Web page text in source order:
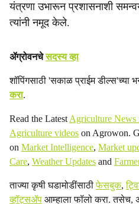
यंत्रणा उभारून प्रशासनाशी
त्यांनी नमूद केले.
ॲग्रोवनचेसदस्य व्हा
शॉपिंगसाठी 'सकाळ प्राईम डील्स'च्या
करा.
Read the Latest Agriculture News
Agriculture videos on Agrowon.
on Market Intelligence, Market
Care, Weather Updates and
ताज्या कृषी घडामोडींसाठीफेसबुक,
व्हॉट्सॲप आम्हाला फॉलो करा. तसेच,